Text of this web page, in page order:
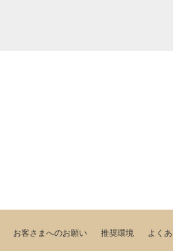
お客さまへのお願い 推奨環境 よく